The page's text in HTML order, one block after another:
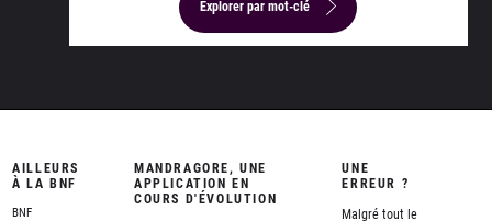
Explorer par mot-clé
AILLEURS
À LA BNF
BNF
MANDRAGORE, UNE
APPLICATION EN
COURS D'ÉVOLUTION
UNE
ERREUR ?
Malgré tout le